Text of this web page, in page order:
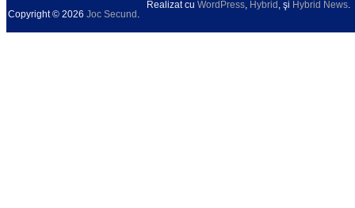
Copyright © 2026 Joc Secund .
Realizat cu WordPress, Hybrid , şi Hybrid News.